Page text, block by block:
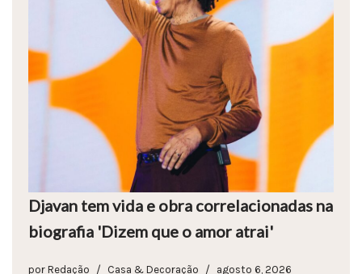
Djavan tem vida e obra correlacionadas na
biografia 'Dizem que o amor atrai'
por Redação Casa & Decoração agosto 6, 2026